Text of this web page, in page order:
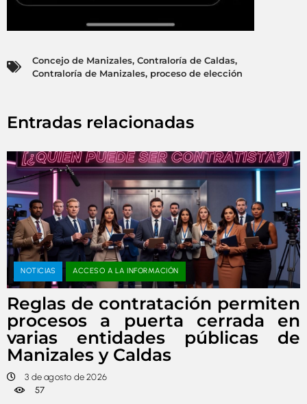
Concejo de Manizales, Contraloría de Caldas,
Contraloría de Manizales, proceso de elección
Entradas relacionadas
NOTICIAS ACCESO A LA INFORMACIÓN
Reglas de contratación permiten
procesos a puerta cerrada en
varias entidades públicas de
Manizales y Caldas
3 de agosto de 2026
57